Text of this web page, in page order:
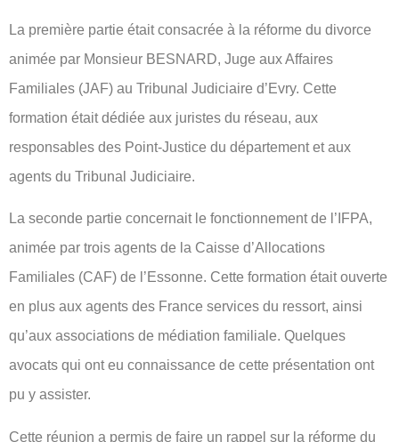
La première partie était consacrée à la réforme du divorce
animée par Monsieur BESNARD, Juge aux Affaires
Familiales (JAF) au Tribunal Judiciaire d’Evry. Cette
formation était dédiée aux juristes du réseau, aux
responsables des Point-Justice du département et aux
agents du Tribunal Judiciaire.
La seconde partie concernait le fonctionnement de l’IFPA,
animée par trois agents de la Caisse d’Allocations
Familiales (CAF) de l’Essonne. Cette formation était ouverte
en plus aux agents des France services du ressort, ainsi
qu’aux associations de médiation familiale. Quelques
avocats qui ont eu connaissance de cette présentation ont
pu y assister.
Cette réunion a permis de faire un rappel sur la réforme du